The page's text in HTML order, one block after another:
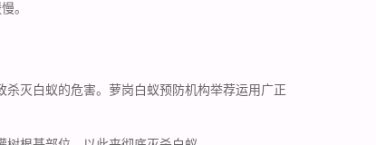
。
灭白蚁的危害。萝岗白蚁预防机构举荐运用广正